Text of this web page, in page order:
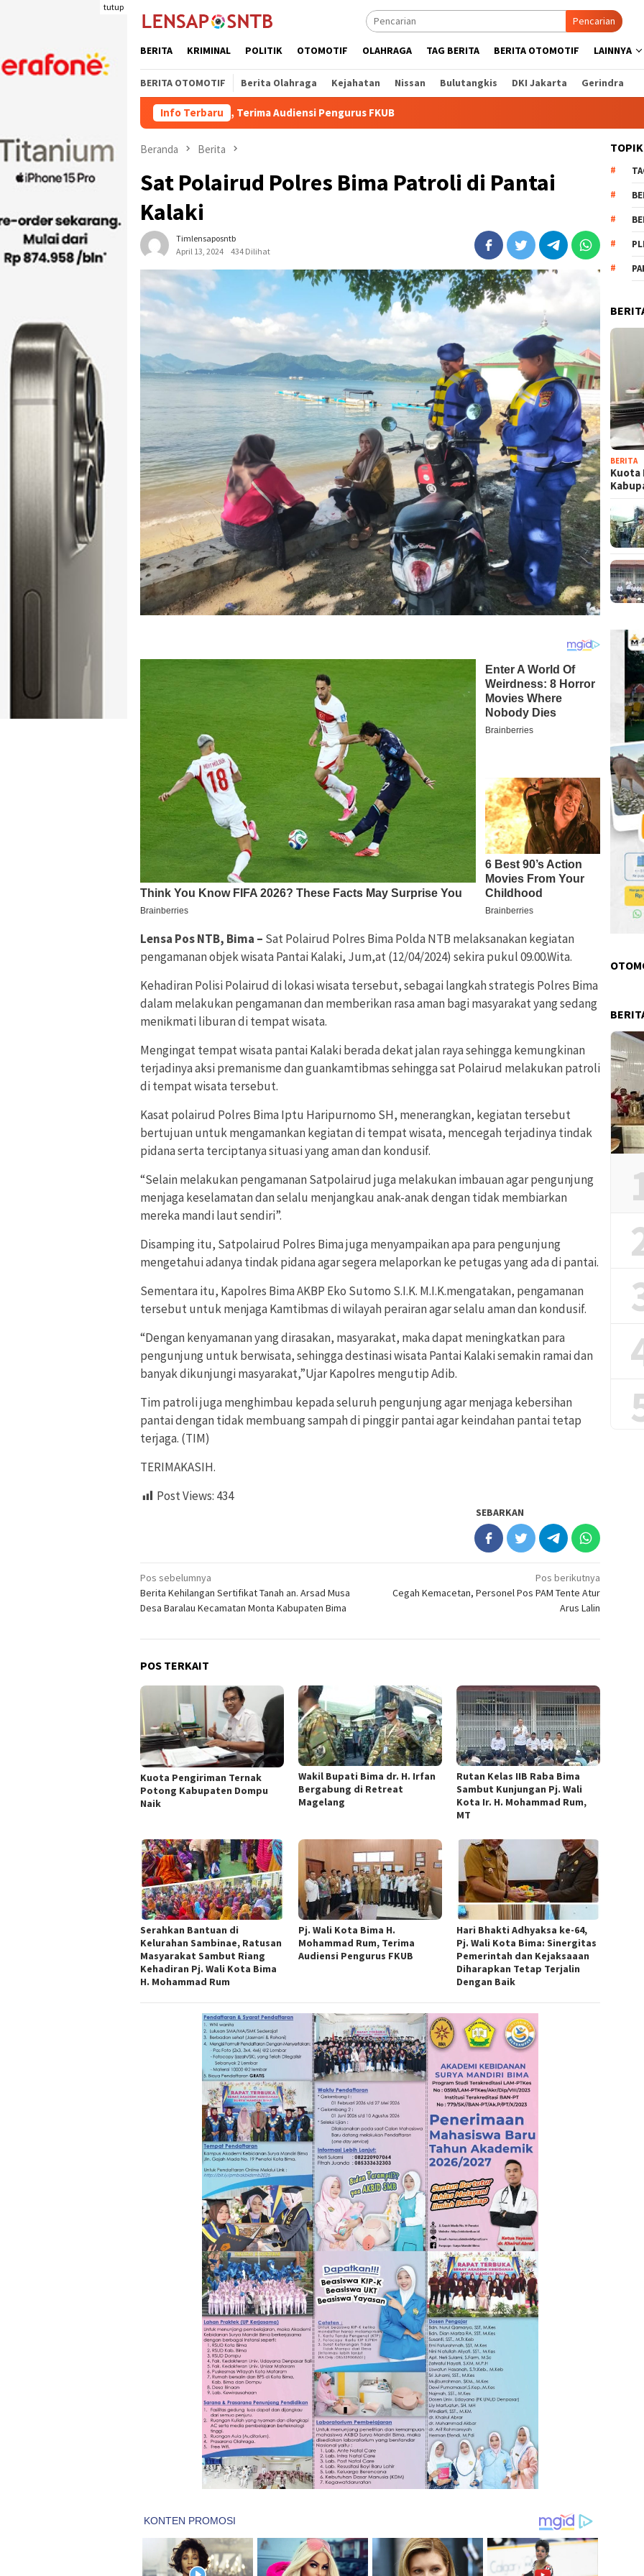
tutup
Pencarian
BERITA KRIMINAL POLITIK OTOMOTIF OLAHRAGA TAG BERITA BERITA OTOMOTIF LAINNYA
BERITA OTOMOTIF Berita Olahraga Kejahatan Nissan Bulutangkis DKI Jakarta Gerindra
Info Terbaru
Bima H. Mohammad Rum, Terima Audiensi Pengurus FKUB
Beranda Berita
Sat Polairud Polres Bima Patroli di Pantai
Kalaki
Timlensaposntb
April 13, 2024
434 Dilihat
Lensa Pos NTB, Bima – Sat Polairud Polres Bima Polda NTB melaksanakan kegiatan
pengamanan objek wisata Pantai Kalaki, Jum,at (12/04/2024) sekira pukul 09.00.Wita.
Kehadiran Polisi Polairud di lokasi wisata tersebut, sebagai langkah strategis Polres Bima
dalam melakukan pengamanan dan memberikan rasa aman bagi masyarakat yang sedang
menikmati liburan di tempat wisata.
Mengingat tempat wisata pantai Kalaki berada dekat jalan raya sehingga kemungkinan
terjadinya aksi premanisme dan guankamtibmas sehingga sat Polairud melakukan patroli
di tempat wisata tersebut.
Kasat polairud Polres Bima Iptu Haripurnomo SH, menerangkan, kegiatan tersebut
bertujuan untuk mengamankan kegiatan di tempat wisata, mencegah terjadinya tindak
pidana serta terciptanya situasi yang aman dan kondusif.
“Selain melakukan pengamanan Satpolairud juga melakukan imbauan agar pengunjung
menjaga keselamatan dan selalu menjangkau anak-anak dengan tidak membiarkan
mereka mandi laut sendiri”.
Disamping itu, Satpolairud Polres Bima juga menyampaikan apa para pengunjung
mengetahui adanya tindak pidana agar segera melaporkan ke petugas yang ada di pantai.
Sementara itu, Kapolres Bima AKBP Eko Sutomo S.I.K. M.I.K.mengatakan, pengamanan
tersebut untuk menjaga Kamtibmas di wilayah perairan agar selalu aman dan kondusif.
“Dengan kenyamanan yang dirasakan, masyarakat, maka dapat meningkatkan para
pengunjung untuk berwisata, sehingga destinasi wisata Pantai Kalaki semakin ramai dan
banyak dikunjungi masyarakat,”Ujar Kapolres mengutip Adib.
Tim patroli juga menghimbau kepada seluruh pengunjung agar menjaga kebersihan
pantai dengan tidak membuang sampah di pinggir pantai agar keindahan pantai tetap
terjaga. (TIM)
TERIMAKASIH.
Post Views: 434
SEBARKAN
Navigasi
pos
Pos sebelumnya
Berita Kehilangan Sertifikat Tanah an. Arsad Musa
Desa Baralau Kecamatan Monta Kabupaten Bima
Pos berikutnya
Cegah Kemacetan, Personel Pos PAM Tente Atur
Arus Lalin
POS TERKAIT
Kuota Pengiriman Ternak
Potong Kabupaten Dompu
Naik
Wakil Bupati Bima dr. H. Irfan
Bergabung di Retreat
Magelang
Rutan Kelas IIB Raba Bima
Sambut Kunjungan Pj. Wali
Kota Ir. H. Mohammad Rum,
MT
Serahkan Bantuan di
Kelurahan Sambinae, Ratusan
Masyarakat Sambut Riang
Kehadiran Pj. Wali Kota Bima
H. Mohammad Rum
Pj. Wali Kota Bima H.
Mohammad Rum, Terima
Audiensi Pengurus FKUB
Hari Bhakti Adhyaksa ke-64,
Pj. Wali Kota Bima: Sinergitas
Pemerintah dan Kejaksaaan
Diharapkan Tetap Terjalin
Dengan Baik
BERITA
Kuota